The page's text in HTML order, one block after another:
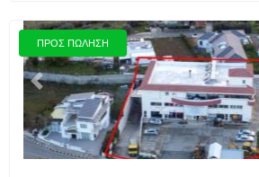
ΠΡΟΣ ΠΩΛΗΣΗ
Προηγούμενο